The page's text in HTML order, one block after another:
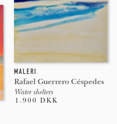
MALERI
Rafael Guerrero Céspedes
Water shelters
1.900 DKK